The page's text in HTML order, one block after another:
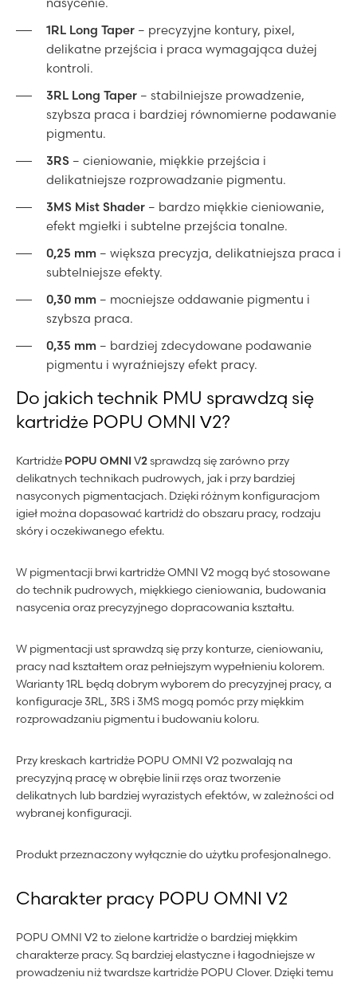
1RL Long Taper – precyzyjne kontury, pixel,
delikatne przejścia i praca wymagająca dużej
kontroli.
3RL Long Taper – stabilniejsze prowadzenie,
szybsza praca i bardziej równomierne podawanie
pigmentu.
3RS – cieniowanie, miękkie przejścia i
delikatniejsze rozprowadzanie pigmentu.
3MS Mist Shader – bardzo miękkie cieniowanie,
efekt mgiełki i subtelne przejścia tonalne.
0,25 mm – większa precyzja, delikatniejsza praca i
subtelniejsze efekty.
0,30 mm – mocniejsze oddawanie pigmentu i
szybsza praca.
0,35 mm – bardziej zdecydowane podawanie
pigmentu i wyraźniejszy efekt pracy.
Do jakich technik PMU sprawdzą się
kartridże POPU OMNI V2?
Kartridże POPU OMNI V2sprawdzą się zarówno przy
delikatnych technikach pudrowych, jak i przy bardziej
nasyconych pigmentacjach. Dzięki różnym konfiguracjom
igieł można dopasować kartridż do obszaru pracy, rodzaju
skóry i oczekiwanego efektu.
W pigmentacji brwi kartridże OMNI V2 mogą być stosowane
do technik pudrowych, miękkiego cieniowania, budowania
nasycenia oraz precyzyjnego dopracowania kształtu.
W pigmentacji ust sprawdzą się przy konturze, cieniowaniu,
pracy nad kształtem oraz pełniejszym wypełnieniu kolorem.
Warianty 1RL będą dobrym wyborem do precyzyjnej pracy, a
konfiguracje 3RL, 3RS i 3MS mogą pomóc przy miękkim
rozprowadzaniu pigmentu i budowaniu koloru.
Przy kreskach kartridże POPU OMNI V2 pozwalają na
precyzyjną pracę w obrębie linii rzęs oraz tworzenie
delikatnych lub bardziej wyrazistych efektów, w zależności od
wybranej konfiguracji.
Produkt przeznaczony wyłącznie do użytku profesjonalnego.
Charakter pracy POPU OMNI V2
POPU OMNI V2 to zielone kartridże o bardziej miękkim
charakterze pracy. Są bardziej elastyczne i łagodniejsze w
prowadzeniu niż twardsze kartridże POPU Clover. Dzięki temu